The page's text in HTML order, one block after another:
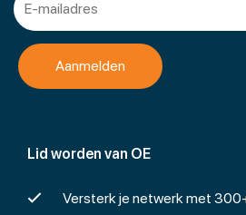
Lid worden van OE
Versterk je netwerk met